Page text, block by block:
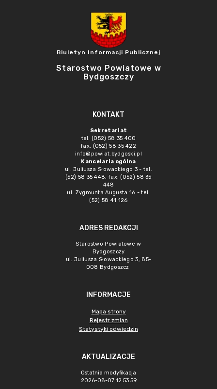
Biuletyn Informacji Publicznej
Starostwo Powiatowe w
Bydgoszczy
KONTAKT
Sekretariat
tel. (052) 58 35 400
fax. (052) 58 35 422
info@powiat.bydgoski.pl
Kancelaria ogólna
ul. Juliusza Słowackiego 3 - tel.
(52) 58 35 448, fax. (052) 58 35
448
ul. Zygmunta Augusta 16 - tel.
(52) 58 41 126
ADRES REDAKCJI
Starostwo Powiatowe w
Bydgoszczy
ul. Juliusza Słowackiego 3, 85-
008 Bydgoszcz
INFORMACJE
Mapa strony
Rejestr zmian
Statystyki odwiedzin
AKTUALIZACJE
Ostatnia modyfikacja
2026-08-07 12:53:59